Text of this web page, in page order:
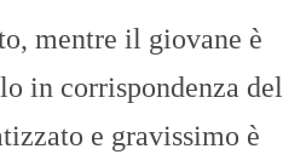
mentre il giovane è
in corrispondenza del
e gravissimo è